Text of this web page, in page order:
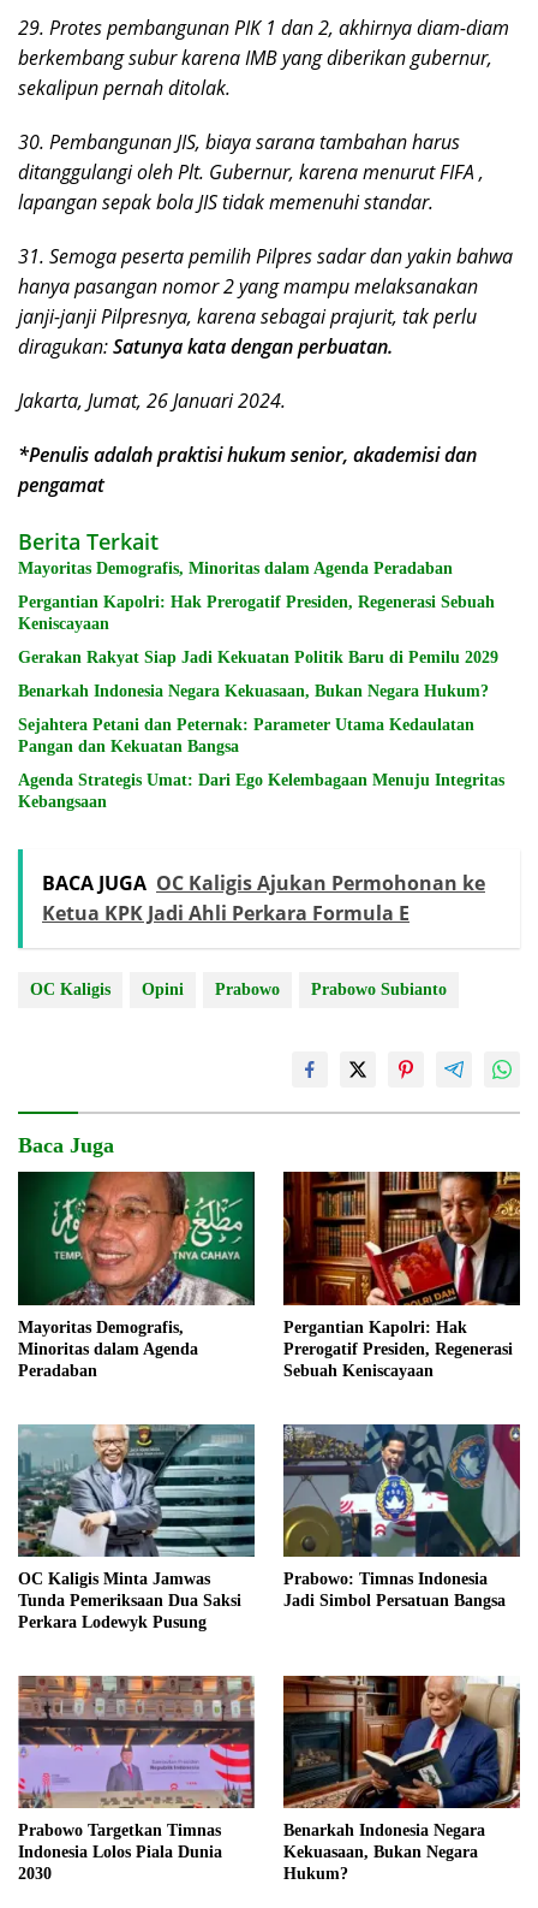
29. Protes pembangunan PIK 1 dan 2, akhirnya diam-diam
berkembang subur karena IMB yang diberikan gubernur,
sekalipun pernah ditolak.
30. Pembangunan JIS, biaya sarana tambahan harus
ditanggulangi oleh Plt. Gubernur, karena menurut FIFA ,
lapangan sepak bola JIS tidak memenuhi standar.
31. Semoga peserta pemilih Pilpres sadar dan yakin bahwa
hanya pasangan nomor 2 yang mampu melaksanakan
janji-janji Pilpresnya, karena sebagai prajurit, tak perlu
diragukan:Satunya kata dengan perbuatan.
Jakarta, Jumat, 26 Januari 2024.
*Penulis adalah praktisi hukum senior, akademisi dan
pengamat
Berita Terkait
Mayoritas Demografis, Minoritas dalam Agenda Peradaban
Pergantian Kapolri: Hak Prerogatif Presiden, Regenerasi Sebuah
Keniscayaan
Gerakan Rakyat Siap Jadi Kekuatan Politik Baru di Pemilu 2029
Benarkah Indonesia Negara Kekuasaan, Bukan Negara Hukum?
Sejahtera Petani dan Peternak: Parameter Utama Kedaulatan
Pangan dan Kekuatan Bangsa
Agenda Strategis Umat: Dari Ego Kelembagaan Menuju Integritas
Kebangsaan
BACA JUGA OC Kaligis Ajukan Permohonan ke
Ketua KPK Jadi Ahli Perkara Formula E
OC Kaligis Opini Prabowo Prabowo Subianto
Baca Juga
Mayoritas Demografis,
Minoritas dalam Agenda
Peradaban
Pergantian Kapolri: Hak
Prerogatif Presiden, Regenerasi
Sebuah Keniscayaan
OC Kaligis Minta Jamwas
Tunda Pemeriksaan Dua Saksi
Perkara Lodewyk Pusung
Prabowo: Timnas Indonesia
Jadi Simbol Persatuan Bangsa
Prabowo Targetkan Timnas
Indonesia Lolos Piala Dunia
2030
Benarkah Indonesia Negara
Kekuasaan, Bukan Negara
Hukum?